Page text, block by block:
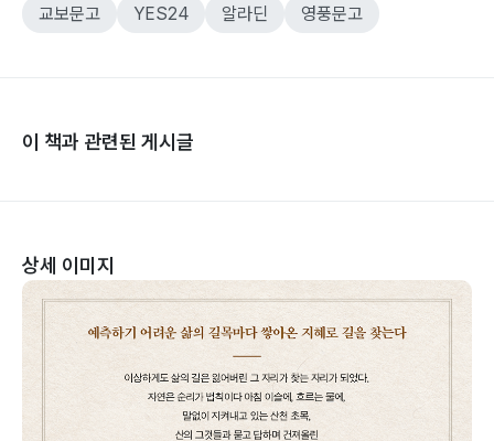
교보문고 YES24 알라딘 영풍문고
이 책과 관련된 게시글
상세 이미지